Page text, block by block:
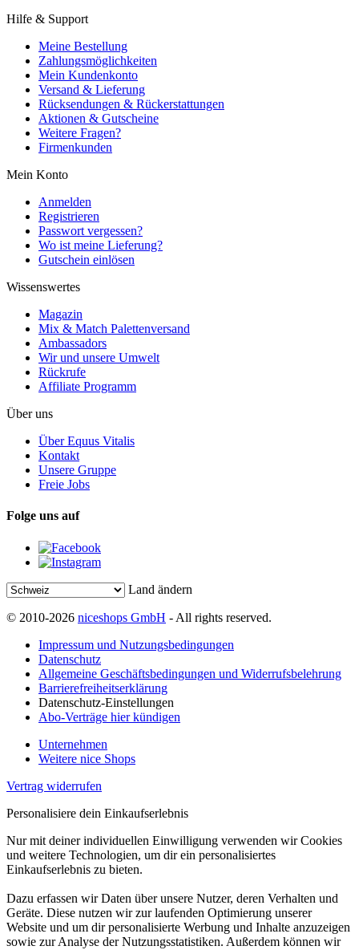
Hilfe & Support
Meine Bestellung
Zahlungsmöglichkeiten
Mein Kundenkonto
Versand & Lieferung
Rücksendungen & Rückerstattungen
Aktionen & Gutscheine
Weitere Fragen?
Firmenkunden
Mein Konto
Anmelden
Registrieren
Passwort vergessen?
Wo ist meine Lieferung?
Gutschein einlösen
Wissenswertes
Magazin
Mix & Match Palettenversand
Ambassadors
Wir und unsere Umwelt
Rückrufe
Affiliate Programm
Über uns
Über Equus Vitalis
Kontakt
Unsere Gruppe
Freie Jobs
Folge uns auf
Land ändern
© 2010-2026 niceshops GmbH - All rights reserved.
Impressum und Nutzungsbedingungen
Datenschutz
Allgemeine Geschäftsbedingungen und Widerrufsbelehrung
Barrierefreiheitserklärung
Datenschutz-Einstellungen
Abo-Verträge hier kündigen
Unternehmen
Weitere nice Shops
Vertrag widerrufen
Personalisiere dein Einkaufserlebnis
Nur mit deiner individuellen Einwilligung verwenden wir Cookies
und weitere Technologien, um dir ein personalisiertes
Einkaufserlebnis zu bieten.
Dazu erfassen wir Daten über unsere Nutzer, deren Verhalten und
Geräte. Diese nutzen wir zur laufenden Optimierung unserer
Website und um dir personalisierte Werbung und Inhalte anzuzeigen
sowie zur Analyse der Nutzungsstatistiken. Außerdem können wir